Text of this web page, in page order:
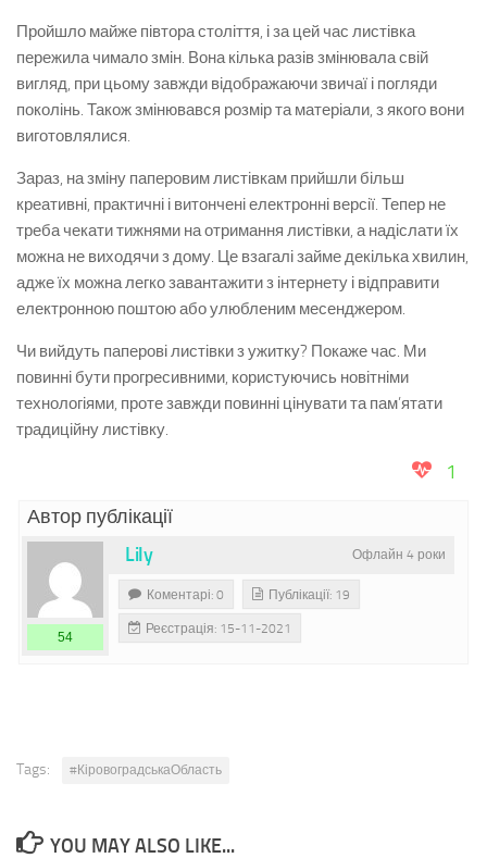
Пройшло майже півтора століття, і за цей час листівка
пережила чимало змін. Вона кілька разів змінювала свій
вигляд, при цьому завжди відображаючи звичаї і погляди
поколінь. Також змінювався розмір та матеріали, з якого вони
виготовлялися.
Зараз, на зміну паперовим листівкам прийшли більш
креативні, практичні і витончені електронні версії. Тепер не
треба чекати тижнями на отримання листівки, а надіслати їх
можна не виходячи з дому. Це взагалі займе декілька хвилин,
адже їх можна легко завантажити з інтернету і відправити
електронною поштою або улюбленим месенджером.
Чи вийдуть паперові листівки з ужитку? Покаже час. Ми
повинні бути прогресивними, користуючись новітніми
технологіями, проте завжди повинні цінувати та пам’ятати
традиційну листівку.
1
Автор публікації
Офлайн 4 роки
Lily
54
Коментарі: 0 Публікації: 19
Реєстрація: 15-11-2021
Tags: #КіровоградськаОбласть
YOU MAY ALSO LIKE...